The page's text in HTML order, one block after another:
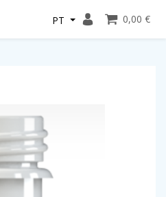
PT 0,00 €